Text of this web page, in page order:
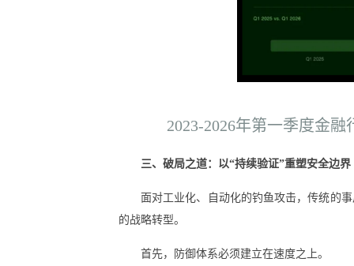
2023-2026年第一季度金
三、破局之道：以“持续验证”重塑安全边界
面对工业化、自动化的钓鱼攻击，传统的
的战略转型。
首先，防御体系必须建立在速度之上。